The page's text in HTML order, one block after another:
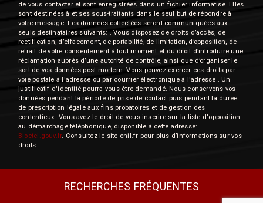
de vous contacter et sont enregistrées dans un fichier informatisé. Elles
sont destinées à et ses sous-traitants dans le seul but de répondre à
votre message. Les données collectées seront communiquées aux
seuls destinataires suivants: . Vous disposez de droits d’accès, de
rectification, d’effacement, de portabilité, de limitation, d’opposition, de
retrait de votre consentement à tout moment et du droit d’introduire une
réclamation auprès d’une autorité de contrôle, ainsi que d’organiser le
sort de vos données post-mortem. Vous pouvez exercer ces droits par
voie postale à l'adresse ou par courrier électronique à l'adresse . Un
justificatif d'identité pourra vous être demandé. Nous conservons vos
données pendant la période de prise de contact puis pendant la durée
de prescription légale aux fins probatoires et de gestion des
contentieux. Vous avez le droit de vous inscrire sur la liste d'opposition
au démarchage téléphonique, disponible à cette adresse:
Bloctel.gouv.fr. Consultez le site cnil.fr pour plus d’informations sur vos
droits.
RECHERCHES FRÉQUENTES